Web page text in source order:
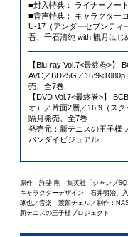
■封入特典： ライナーノート
■音声特典： キャラクター
U-17（アンダーセブンティ
吾、千石清純 with 観月はじ
【Blu-ray Vol.7<最終巻>】
AVC／BD25G／
売、全7巻
【DVD Vol.7<最終巻>】
オ）／片面2層／16:9（ス
隔月発売、全7巻
発売元：新テニスの王子様
バンダイビジュアル
原作：許斐 剛（集英社「ジャンプ
キャラクターデザイン：石井明治、
琢也／音楽：渡部チェル／制作：
新テニスの王子様プロジェクト